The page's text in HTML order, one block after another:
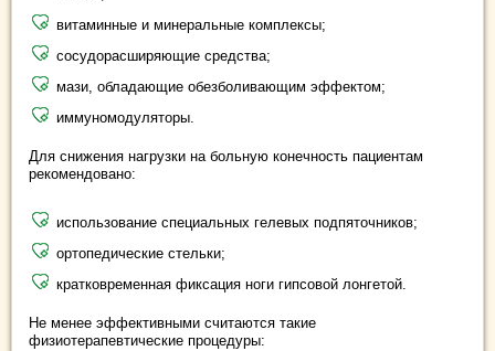
витаминные и минеральные комплексы;
сосудорасширяющие средства;
мази, обладающие обезболивающим эффектом;
иммуномодуляторы.
Для снижения нагрузки на больную конечность пациентам
рекомендовано:
использование специальных гелевых подпяточников;
ортопедические стельки;
кратковременная фиксация ноги гипсовой лонгетой.
Не менее эффективными считаются такие
физиотерапевтические процедуры: